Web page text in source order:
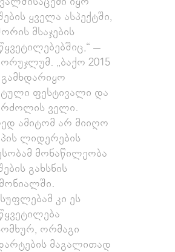
ყველა ასპექტში,
მსაჯების
–
„ბაქო 2015
ფესტივალი და
ველი.
ამიტომ არ მიიღო
ლიდერების
მონაწილეობა
გახსნის
კი ეს
ორმაგი
მაგალითად